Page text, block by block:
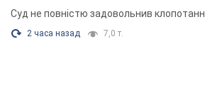
Суд не повністю задовольнив
2 часа назад 7,0 т.